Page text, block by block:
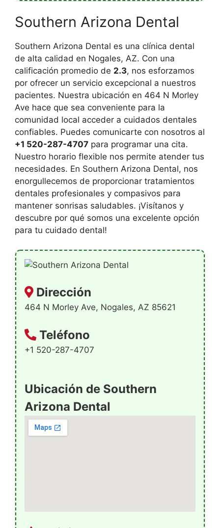
Southern Arizona Dental
Southern Arizona Dental es una clínica dental
de alta calidad en Nogales, AZ. Con una
calificación promedio de 2.3, nos esforzamos
por ofrecer un servicio excepcional a nuestros
pacientes. Nuestra ubicación en 464 N Morley
Ave hace que sea conveniente para la
comunidad local acceder a cuidados dentales
confiables. Puedes comunicarte con nosotros al
+1 520-287-4707 para programar una cita.
Nuestro horario flexible nos permite atender tus
necesidades. En Southern Arizona Dental, nos
enorgullecemos de proporcionar tratamientos
dentales profesionales y compasivos para
mantener sonrisas saludables. ¡Visítanos y
descubre por qué somos una excelente opción
para tu cuidado dental!
Dirección
464 N Morley Ave, Nogales, AZ 85621
Teléfono
+1 520-287-4707
Ubicación de Southern
Arizona Dental